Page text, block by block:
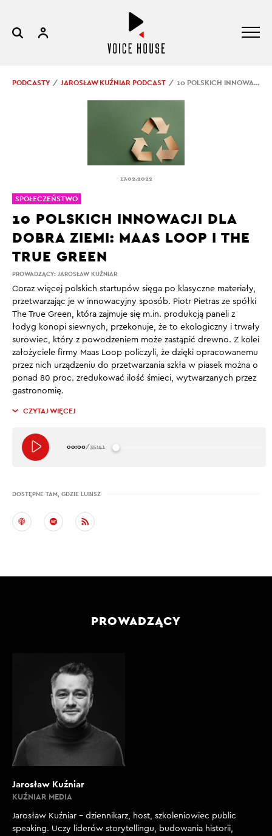
PODCASTY JAROSŁAW KUŹNIAR PODCAST 10 POLSKICH INNOWACJI DLA DOBRA ZIEMI: MAAS LOOP I THE TRUE GREEN
17.02.2022
PROWADZĄCY: JAROSŁAW KUŹNIAR
10 POLSKICH INNOWACJI DLA
DOBRA ZIEMI: MAAS LOOP I THE
TRUE GREEN
Coraz więcej polskich startupów sięga po klasyczne materiały,
przetwarzając je w innowacyjny sposób. Piotr Pietras ze spółki
The True Green, która zajmuje się m.in. produkcją paneli z
łodyg konopi siewnych, przekonuje, że to ekologiczny i trwały
surowiec, który z powodzeniem może zastąpić drewno. Z kolei
założyciele firmy Maas Loop policzyli, że dzięki opracowanemu
przez nich urządzeniu do przetwarzania szkła w piasek można o
ponad 80 proc. zredukować ilość śmieci, wytwarzanych przez
gastronomię.
CZYTAJ WIĘCEJ
00:00/35:41
DOSTĘPNE TAM, GDZIE LUBISZ
SPOŁECZEŃSTWO
PROWADZĄCY
Jarosław Kuźniar
KUŹNIAR MEDIA
Jarosław Kuźniar – dziennikarz, host, szkoleniowiec public
speaking. Uczy liderów storytellingu, budowania historii,